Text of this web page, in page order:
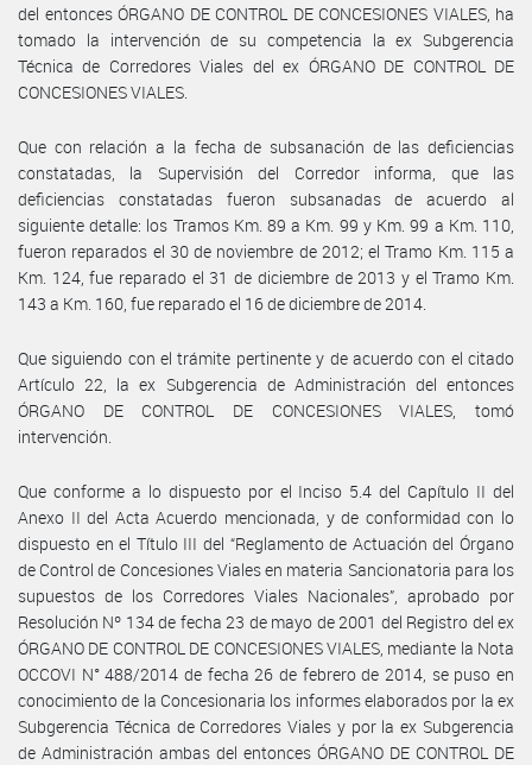
del entonces ÓRGANO DE CONTROL DE CONCESIONES VIALES, ha
tomado la intervención de su competencia la ex Subgerencia
Técnica de Corredores Viales del ex ÓRGANO DE CONTROL DE
CONCESIONES VIALES.
Que con relación a la fecha de subsanación de las deficiencias
constatadas, la Supervisión del Corredor informa, que las
deficiencias constatadas fueron subsanadas de acuerdo al
siguiente detalle: los Tramos Km. 89 a Km. 99 y Km. 99 a Km. 110,
fueron reparados el 30 de noviembre de 2012; el Tramo Km. 115 a
Km. 124, fue reparado el 31 de diciembre de 2013 y el Tramo Km.
143 a Km. 160, fue reparado el 16 de diciembre de 2014.
Que siguiendo con el trámite pertinente y de acuerdo con el citado
Artículo 22, la ex Subgerencia de Administración del entonces
ÓRGANO DE CONTROL DE CONCESIONES VIALES, tomó
intervención.
Que conforme a lo dispuesto por el Inciso 5.4 del Capítulo II del
Anexo II del Acta Acuerdo mencionada, y de conformidad con lo
dispuesto en el Título III del “Reglamento de Actuación del Órgano
de Control de Concesiones Viales en materia Sancionatoria para los
supuestos de los Corredores Viales Nacionales”, aprobado por
Resolución Nº 134 de fecha 23 de mayo de 2001 del Registro del ex
ÓRGANO DE CONTROL DE CONCESIONES VIALES, mediante la Nota
OCCOVI N° 488/2014 de fecha 26 de febrero de 2014, se puso en
conocimiento de la Concesionaria los informes elaborados por la ex
Subgerencia Técnica de Corredores Viales y por la ex Subgerencia
de Administración ambas del entonces ÓRGANO DE CONTROL DE